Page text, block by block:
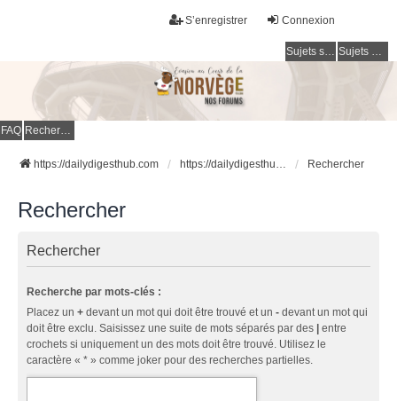
Connexion
S’enregistrer
Sujets sans réponse Sujets actifs
FAQ Rechercher
https://dailydigesthub.com https://dailydigesthub.com Rechercher
Rechercher
Rechercher
Recherche par mots-clés :
Placez un + devant un mot qui doit être trouvé et un - devant un mot qui
doit être exclu. Saisissez une suite de mots séparés par des
entre
crochets si uniquement un des mots doit être trouvé. Utilisez le
caractère « * » comme joker pour des recherches partielles.